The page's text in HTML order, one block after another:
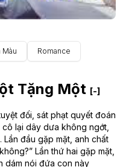
Màu Romance
Tặng Một [-]
đối, sát phạt quyết đoán
lại dây dưa không ngớt,
đầu gặp mặt, anh chất
Lần thứ hai gặp mặt,
dám nói đứa con này